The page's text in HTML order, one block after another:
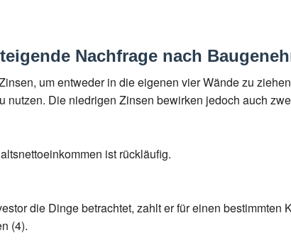
Nachfrage nach
um entweder in die eigenen vier Wände zu
nutzen. Die niedrigen Zinsen bewirken jedoch auch
ist rückläufig.
die Dinge betrachtet, zahlt er für einen bestimmten
(4).